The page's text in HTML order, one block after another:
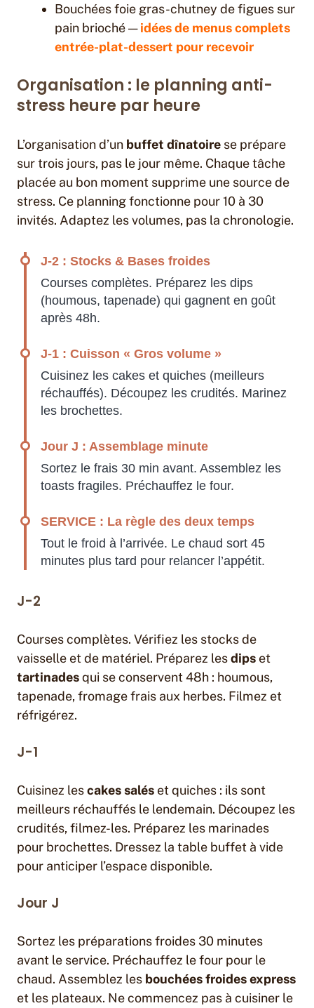
Bouchées foie gras-chutney de figues sur
pain brioché —idées de menus complets
entrée-plat-dessert pour recevoir
Organisation : le planning anti-
stress heure par heure
L’organisation d’un buffet dînatoire se prépare
sur trois jours, pas le jour même. Chaque tâche
placée au bon moment supprime une source de
stress. Ce planning fonctionne pour 10 à 30
invités. Adaptez les volumes, pas la chronologie.
J-2 : Stocks & Bases froides
Courses complètes. Préparez les dips
(houmous, tapenade) qui gagnent en goût
après 48h.
J-1 : Cuisson « Gros volume »
Cuisinez les cakes et quiches (meilleurs
réchauffés). Découpez les crudités. Marinez
les brochettes.
Jour J : Assemblage minute
Sortez le frais 30 min avant. Assemblez les
toasts fragiles. Préchauffez le four.
SERVICE : La règle des deux temps
Tout le froid à l’arrivée. Le chaud sort 45
minutes plus tard pour relancer l’appétit.
J-2
Courses complètes. Vérifiez les stocks de
vaisselle et de matériel. Préparez lesdips et
tartinadesqui se conservent 48h : houmous,
tapenade, fromage frais aux herbes. Filmez et
réfrigérez.
J-1
Cuisinez lescakes salés et quiches : ils sont
meilleurs réchauffés le lendemain. Découpez les
crudités, filmez-les. Préparez les marinades
pour brochettes. Dressez la table buffet à vide
pour anticiper l’espace disponible.
Jour J
Sortez les préparations froides 30 minutes
avant le service. Préchauffez le four pour le
chaud. Assemblez les bouchées froides express
et les plateaux. Ne commencez pas à cuisiner le